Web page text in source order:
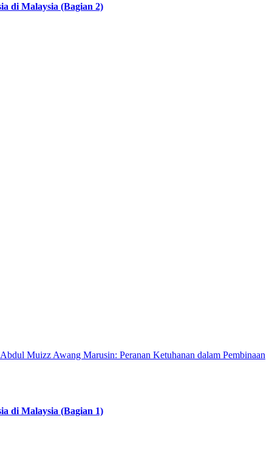
di Malaysia (Bagian 2)
Muizz Awang Marusin: Peranan Ketuhanan dalam Pembinaan
di Malaysia (Bagian 1)